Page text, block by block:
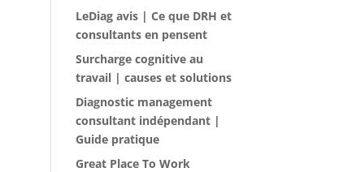
LeDiag avis | Ce que DRH et
consultants en pensent
Surcharge cognitive au
travail | causes et solutions
Diagnostic management
consultant indépendant |
Guide pratique
Great Place To Work